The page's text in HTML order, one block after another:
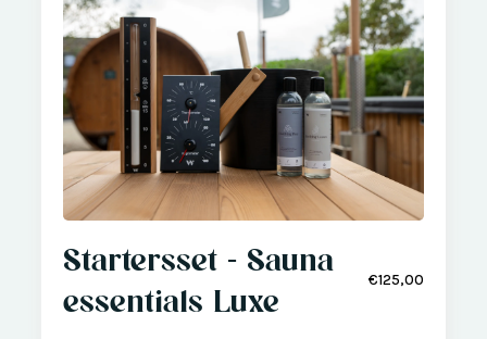
Startersset - Sauna
essentials Luxe
€125,00